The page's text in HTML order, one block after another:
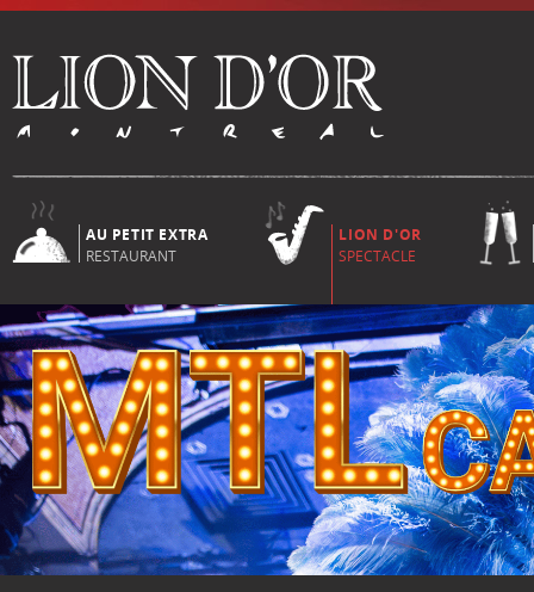
AU PETIT EXTRA
RESTAURANT
LION D'OR
SPECTACLE